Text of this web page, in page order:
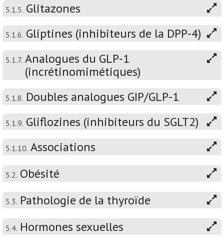
5.1.5. Glitazones
5.1.6. Gliptines (inhibiteurs de la DPP-4)
5.1.7. Analogues du GLP-1
(incrétinomimétiques)
5.1.8. Doubles analogues GIP/GLP-1
5.1.9. Gliflozines (inhibiteurs du SGLT2)
5.1.10. Associations
5.2. Obésité
5.3. Pathologie de la thyroïde
5.4. Hormones sexuelles